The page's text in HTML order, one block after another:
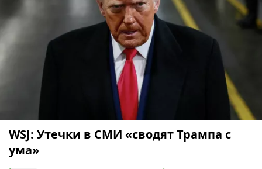
WSJ: Утечки в СМИ «сводят Трампа с
ума»